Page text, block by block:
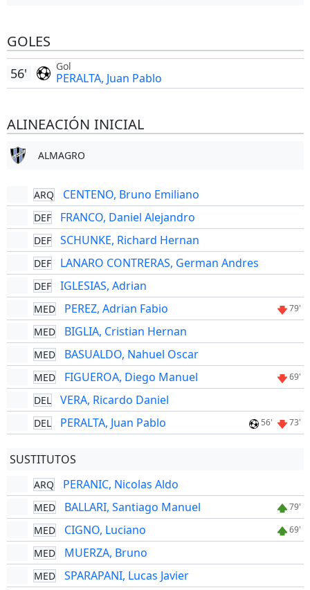
GOLES
Gol
PERALTA, Juan Pablo
56'
ALINEACIÓN INICIAL
ALMAGRO
ARQ CENTENO, Bruno Emiliano
DEF FRANCO, Daniel Alejandro
DEF SCHUNKE, Richard Hernan
DEF LANARO CONTRERAS, German Andres
DEF IGLESIAS, Adrian
MED PEREZ, Adrian Fabio 79'
MED BIGLIA, Cristian Hernan
MED BASUALDO, Nahuel Oscar
MED FIGUEROA, Diego Manuel 69'
DEL VERA, Ricardo Daniel
DEL PERALTA, Juan Pablo 56' 73'
SUSTITUTOS
ARQ PERANIC, Nicolas Aldo
MED BALLARI, Santiago Manuel 79'
MED CIGNO, Luciano 69'
MED MUERZA, Bruno
MED SPARAPANI, Lucas Javier